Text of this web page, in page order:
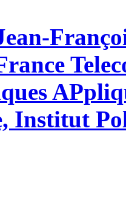
Institut